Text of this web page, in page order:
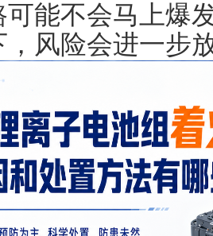
能不会马上爆
，风险会进一步